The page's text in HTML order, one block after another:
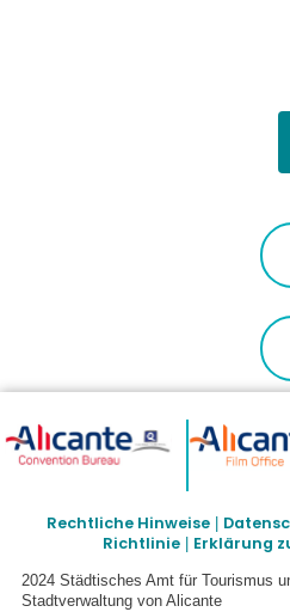
Rechtliche Hinweise
Richtlinie| Erklärung
2024 Städtisches Amt für Tourismus
Stadtverwaltung von Alicante